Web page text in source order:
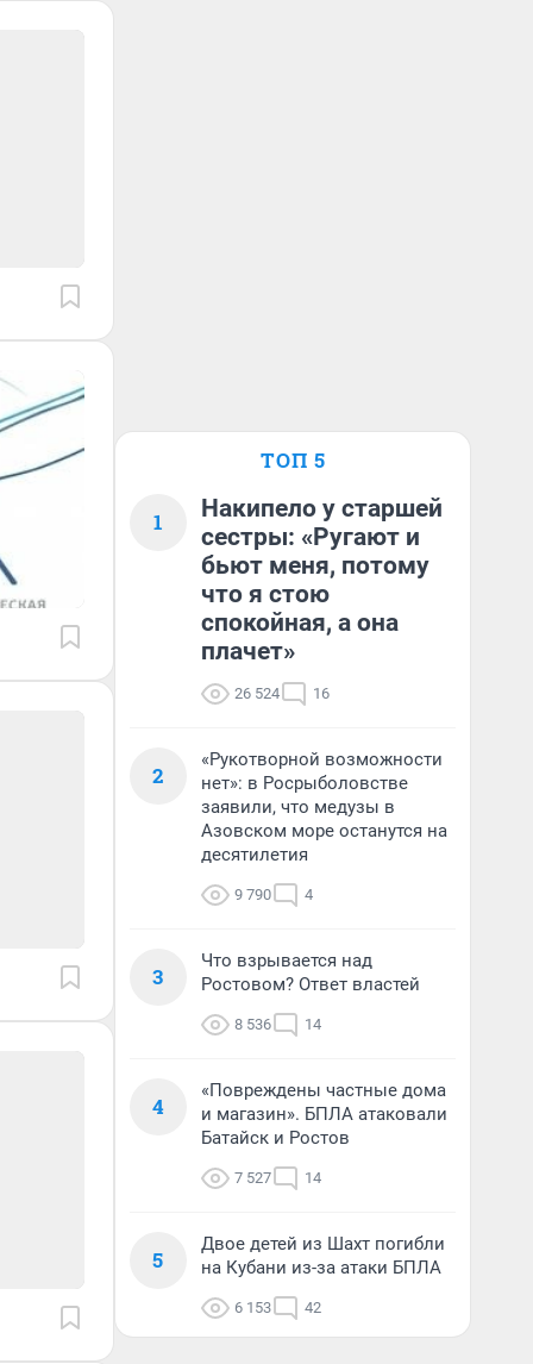
ТОП 5
1
Накипело у старшей
сестры: «Ругают и
бьют меня, потому
что я стою
спокойная, а она
плачет»
26 524 16
2
«Рукотворной возможности
нет»: в Росрыболовстве
заявили, что медузы в
Азовском море останутся на
десятилетия
9 790 4
3
Что взрывается над
Ростовом? Ответ властей
8 536 14
4
«Повреждены частные дома
и магазин». БПЛА атаковали
Батайск и Ростов
7 527 14
5
Двое детей из Шахт погибли
на Кубани из-за атаки БПЛА
6 153 42